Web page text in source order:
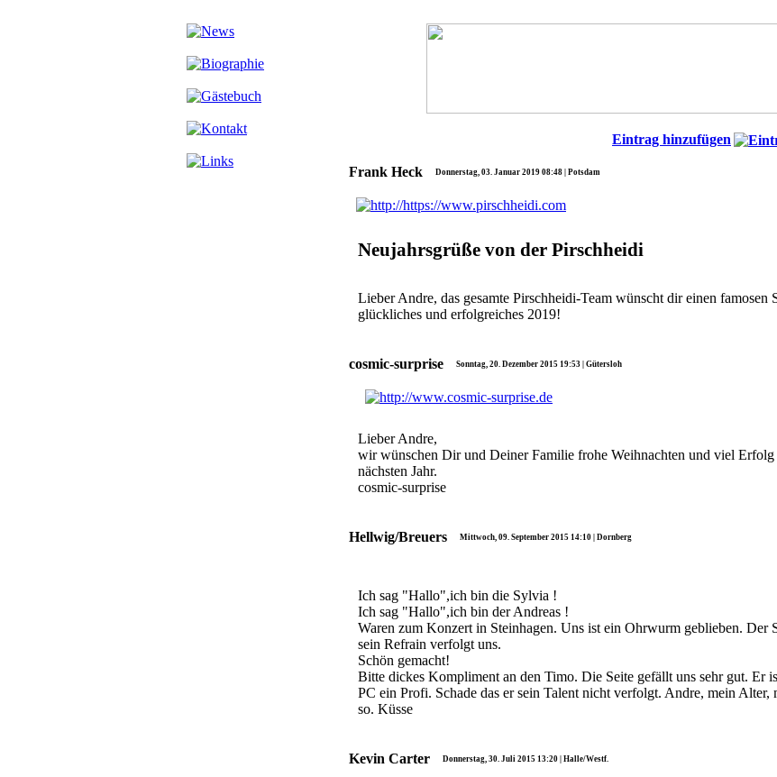
Eintrag hinzufügen
Frank Heck Donnerstag, 03. Januar 2019 08:48 | Potsdam
Neujahrsgrüße von der Pirschheidi
Lieber Andre, das gesamte Pirschheidi-Team wünscht dir einen famosen
glückliches und erfolgreiches 2019!
cosmic-surprise Sonntag, 20. Dezember 2015 19:53 | Gütersloh
Lieber Andre,
wir wünschen Dir und Deiner Familie frohe Weihnachten und viel Erfolg
nächsten Jahr.
cosmic-surprise
Hellwig/Breuers Mittwoch, 09. September 2015 14:10 | Dornberg
Ich sag "Hallo",ich bin die Sylvia !
Ich sag "Hallo",ich bin der Andreas !
Waren zum Konzert in Steinhagen. Uns ist ein Ohrwurm geblieben. Der
sein Refrain verfolgt uns.
Schön gemacht!
Bitte dickes Kompliment an den Timo. Die Seite gefällt uns sehr gut. Er
PC ein Profi. Schade das er sein Talent nicht verfolgt. Andre, mein Alter,
so. Küsse
Kevin Carter Donnerstag, 30. Juli 2015 13:20 | Halle/Westf.